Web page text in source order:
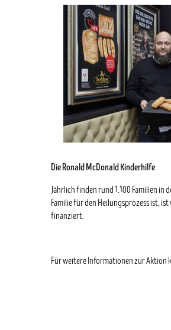
Die Ronald McDonald Kinderhilfe
Jährlich finden rund 1.100 Familien in
Familie für den Heilungsprozess ist,
finanziert.
Für weitere Informationen zur Aktion